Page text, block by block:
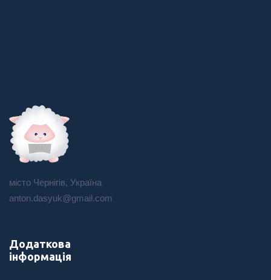
місто Чернігів, Україна
anton.dasyuk@gmail.com
Додаткова
інформація